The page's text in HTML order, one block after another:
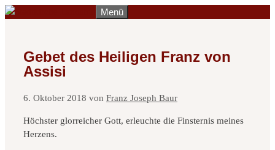
Zum
Menü
Gebet des Heiligen Franz von
Assisi
6. Oktober 2018 von Franz Joseph Baur
Höchster glorreicher Gott, erleuchte die Finsternis meines
Herzens.